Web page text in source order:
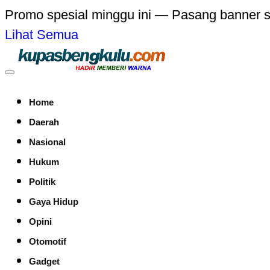
Promo spesial minggu ini — Pasang banner
Lihat Semua
Home
Daerah
Nasional
Hukum
Politik
Gaya Hidup
Opini
Otomotif
Gadget